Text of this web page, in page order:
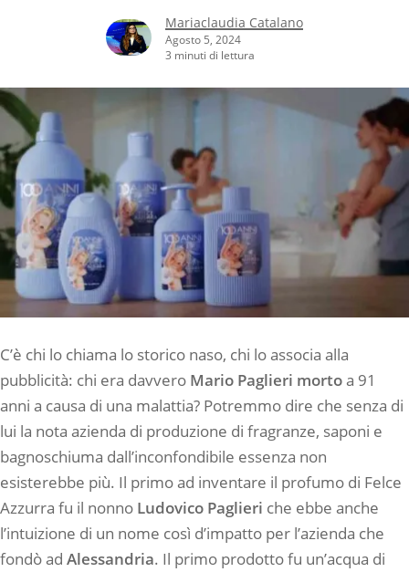
Mariaclaudia Catalano
Agosto 5, 2024
3 minuti di lettura
C’è chi lo chiama lo storico naso, chi lo associa alla
pubblicità: chi era davvero Mario Paglieri mortoa 91
anni a causa di una malattia? Potremmo dire che senza di
lui la nota azienda di produzione di fragranze, saponi e
bagnoschiuma dall’inconfondibile essenza non
esisterebbe più. Il primo ad inventare il profumo di Felce
Azzurra fu il nonno Ludovico Paglieri che ebbe anche
l’intuizione di un nome così d’impatto per l’azienda che
fondò ad Alessandria. Il primo prodotto fu un’acqua di